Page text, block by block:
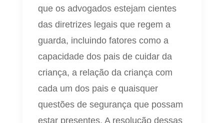
que os advogados estejam cientes
das diretrizes legais que regem a
guarda, incluindo fatores como a
capacidade dos pais de cuidar da
criança, a relação da criança com
cada um dos pais e quaisquer
questões de segurança que possam
estar presentes. A resolução dessas